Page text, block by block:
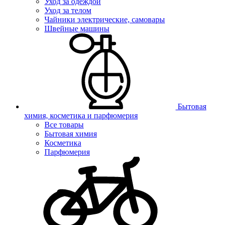
Уход за телом
Чайники электрические, самовары
Швейные машины
Бытовая
химия, косметика и парфюмерия
Все товары
Бытовая химия
Косметика
Парфюмерия